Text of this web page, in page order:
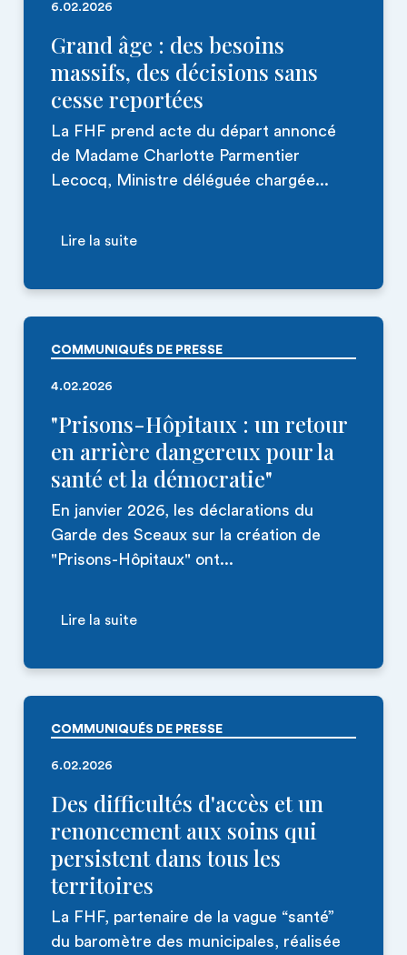
6.02.2026
Grand âge : des besoins
massifs, des décisions sans
cesse reportées
La FHF prend acte du départ annoncé
de Madame Charlotte Parmentier
Lecocq, Ministre déléguée chargée...
Lire la suite
COMMUNIQUÉS DE PRESSE
4.02.2026
"Prisons-Hôpitaux : un retour
en arrière dangereux pour la
santé et la démocratie"
En janvier 2026, les déclarations du
Garde des Sceaux sur la création de
"Prisons-Hôpitaux" ont...
Lire la suite
COMMUNIQUÉS DE PRESSE
6.02.2026
Des difficultés d'accès et un
renoncement aux soins qui
persistent dans tous les
territoires
La FHF, partenaire de la vague “santé”
du baromètre des municipales, réalisée